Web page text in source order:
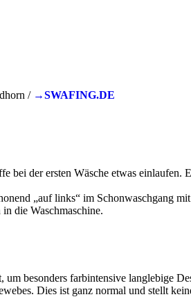
/ →SWAFING.DE
bei der ersten Wäsche etwas
„auf links“ im Schonwaschgang
die Waschmaschine.
besonders farbintensive langlebige
Dies ist ganz normal und stellt